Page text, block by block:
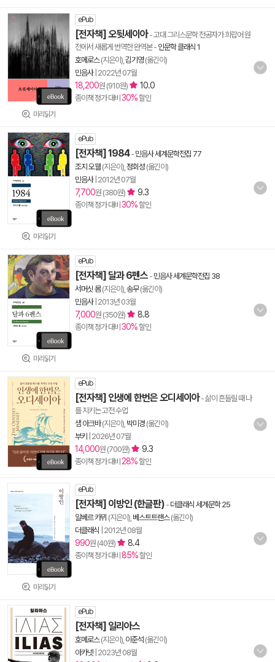
미리읽기
ePub
[전자책] 오뒷세이아- 고대 그리스문학 전공자가 희랍어 원
전에서 새롭게 번역한 완역본- 인문학 클래식 1
호메로스(지은이), 김기영(옮긴이)
민음사| 2022년 07월
18,200원 (910원) 10.0
종이책 정가 대비 30%할인
미리읽기
ePub
[전자책] 1984- 민음사 세계문학전집 77
조지 오웰 (지은이), 정회성 (옮긴이)
민음사| 2012년 07월
7,700원 (380원) 9.3
종이책 정가 대비 30%할인
미리읽기
ePub
[전자책] 달과 6펜스 - 민음사 세계문학전집 38
서머싯 몸(지은이), 송무(옮긴이)
민음사| 2013년 03월
7,000원 (350원) 8.8
종이책 정가 대비 30%할인
ePub
[전자책] 인생에 한번은 오디세이아- 삶이 흔들릴 때 나
를 지키는 고전 수업
샘 아크바(지은이), 박미경 (옮긴이)
부키
2026년 07월
14,000원 (700원) 9.3
종이책 정가 대비 28%할인
미리읽기
ePub
[전자책] 이방인 (한글판) - 더클래식 세계문학 25
알베르 카뮈 (지은이), 베스트트랜스(옮긴이)
더클래식 2012년 08월
990원 (40원) 8.4
종이책 정가 대비 85%할인
ePub
[전자책] 일리아스
호메로스(지은이), 이준석 (옮긴이)
아카넷 2023년 08월